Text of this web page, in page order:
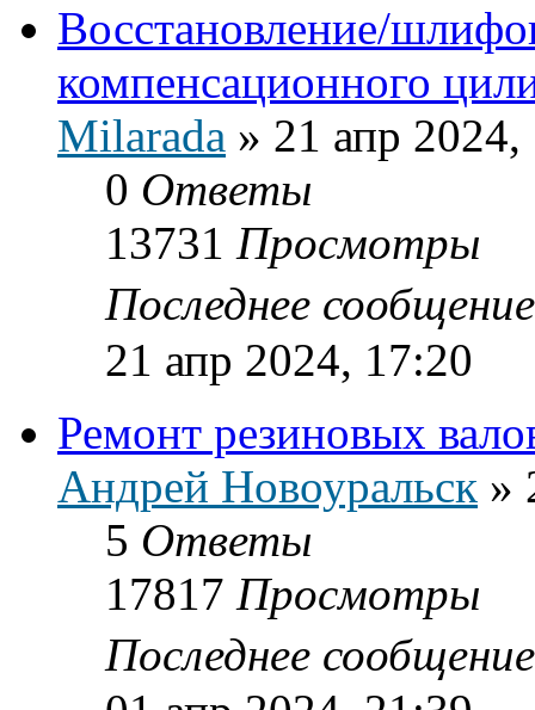
Восстановление/
компенсационного
Milarada » 21 апр
0 Ответы
13731 Просмотры
Последнее
21 апр 2024, 17:20
Ремонт резиновых
Андрей Новоуральск »
5 Ответы
17817 Просмотры
Последнее